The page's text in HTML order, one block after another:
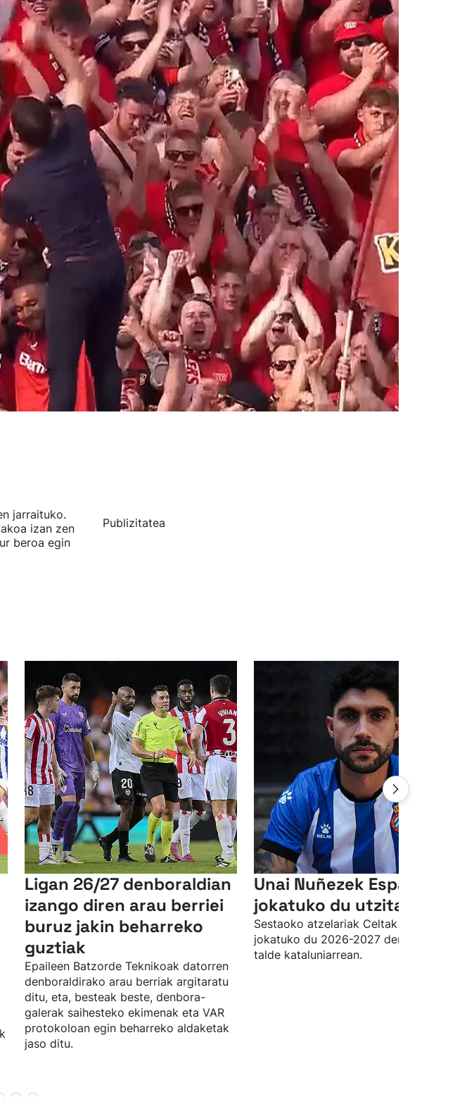
jarraituko.
izan zen
beroa egin
Publizitatea
Ligan 26/27 denboraldian
izango diren arau berriei
buruz jakin beharreko
guztiak
Epaileen Batzorde Teknikoak datorren
denboraldirako arau berriak argitaratu
ditu, eta, besteak beste, denbora-
galerak saihesteko ekimenak eta VAR
protokoloan egin beharreko aldaketak
jaso ditu.
Unai Nuñezek
jokatuko du utzita
Sestaoko atzelariak Celtak utzita
jokatuko du 2026-2027 denboraldia
talde kataluniarrean.